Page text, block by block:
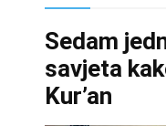
Sedam
savjeta
Kur’an